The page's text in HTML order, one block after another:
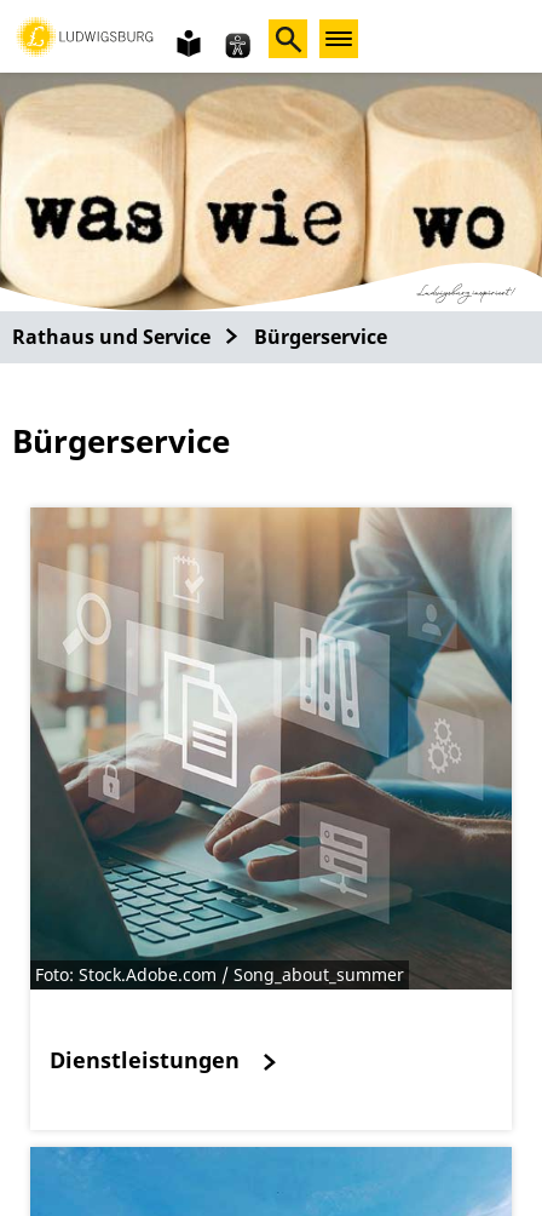
Gebärdensprache
leichte
Sprache
Rathaus und Service Bürgerservice
Bürgerservice
Foto: Stock.Adobe.com / Song_about_summer
Dienstleistungen